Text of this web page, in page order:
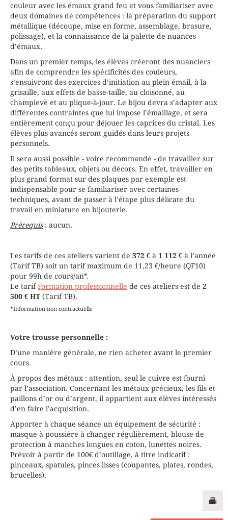
couleur avec les émaux grand feu et vous familiariser avec
deux domaines de compétences : la préparation du support
métallique (découpe, mise en forme, assemblage, brasure,
polissage), et la connaissance de la palette de nuances
d’émaux.
Dans un premier temps, les élèves créeront des nuanciers
afin de comprendre les spécificités des couleurs,
s’ensuivront des exercices d’initiation au plein émail, à la
grisaille, aux effets de basse-taille, au cloisonné, au
champlevé et au plique-à-jour. Le bijou devra s’adapter aux
différentes contraintes que lui impose l’émaillage, et sera
entièrement conçu pour déjouer les caprices du cristal. Les
élèves plus avancés seront guidés dans leurs projets
personnels.
Il sera aussi possible - voire recommandé - de travailler sur
des petits tableaux, objets ou décors. En effet, travailler en
plus grand format sur des plaques par exemple est
indispensable pour se familiariser avec certaines
techniques, avant de passer à l’étape plus délicate du
travail en miniature en bijouterie.
Prérequis : aucun.
Les tarifs de ces ateliers varient de 372 € à 1 112 € à l’année
(Tarif TB) soit un tarif maximum de 11,23 €/heure (QF10)
pour 99h de cours/an*.
Le tarifFormation professionnelle de ces ateliers est de 2
500 € HT (Tarif TB).
*Information non contractuelle
Votre trousse personnelle :
D’une manière générale, ne rien acheter avant le premier
cours.
À propos des métaux : attention, seul le cuivre est fourni
par l’association. Concernant les métaux précieux, les fils et
paillons d’or ou d’argent, il appartient aux élèves intéressés
d’en faire l’acquisition.
Apporter à chaque séance un équipement de sécurité :
masque à poussière à changer régulièrement, blouse de
protection à manches longues en coton, lunettes noires.
Prévoir à partir de 100€ d’outillage, à titre indicatif :
pinceaux, spatules, pinces lisses (coupantes, plates, rondes,
brucelles).